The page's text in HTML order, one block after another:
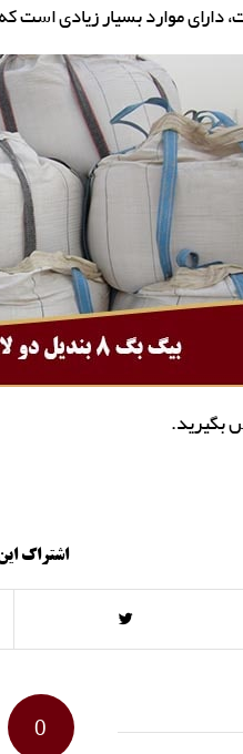
موارد بسیار زیادی است
بگیرید.
اشتراک
0